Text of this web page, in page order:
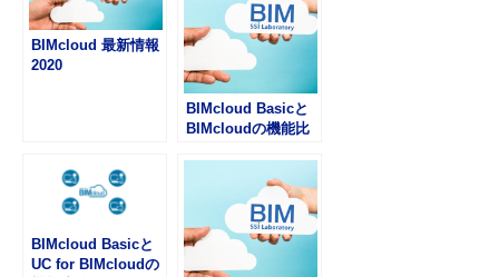
BIMcloud 最新情報
2020
BIMcloud Basicと
BIMcloudの機能比
BIMcloud Basicと
UC for BIMcloudの